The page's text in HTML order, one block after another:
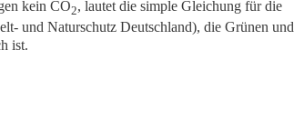
kein CO2, lautet die simple Gleichung für die
und Naturschutz Deutschland), die Grünen und
ist.